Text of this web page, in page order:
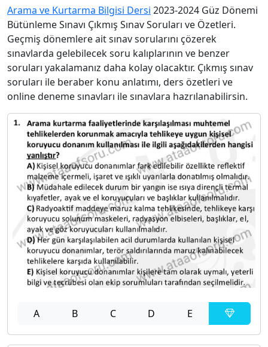
Arama ve Kurtarma Bilgisi Dersi 2023-2024 Güz Dönemi
Bütünleme Sınavı Çıkmış Sınav Soruları ve Özetleri.
Geçmiş dönemlere ait sınav sorularını çözerek
sınavlarda gelebilecek soru kalıplarının ve benzer
soruları yakalamanız daha kolay olacaktır. Çıkmış sınav
soruları ile beraber konu anlatımı, ders özetleri ve
online deneme sınavları ile sınavlara hazrılanabilirsin.
A B C D E